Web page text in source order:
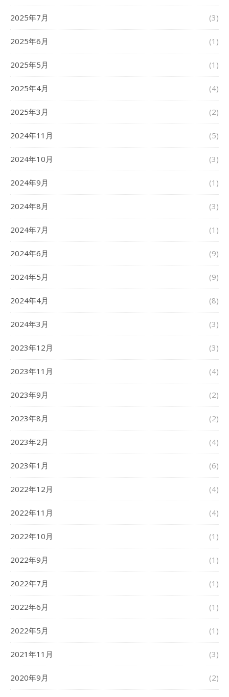
2025年7月 (3)
2025年6月 (1)
2025年5月 (1)
2025年4月 (4)
2025年3月 (2)
2024年11月 (5)
2024年10月 (3)
2024年9月 (1)
2024年8月 (3)
2024年7月 (1)
2024年6月 (9)
2024年5月 (9)
2024年4月 (8)
2024年3月 (3)
2023年12月 (3)
2023年11月 (4)
2023年9月 (2)
2023年8月 (2)
2023年2月 (4)
2023年1月 (6)
2022年12月 (4)
2022年11月 (4)
2022年10月 (1)
2022年9月 (1)
2022年7月 (1)
2022年6月 (1)
2022年5月 (1)
2021年11月 (3)
2020年9月 (2)